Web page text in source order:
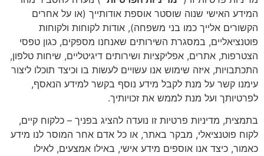
המידע האישי שנוה שוסטר אוספת אודותייך (או על אחרים
הקשורים אלייך כמו בני משפחה), אודות לקוחות ולקוחות
פוטנציאליים, במסגרת השירותים שאנחנו מספקים, כגון טפסי
הצטרפות, אתרים, אפליקציות ושירותים דיגיטליים, שיחות טלפון,
התכתבויות, איזה שימוש אנו עשויים לעשות בו וכיצד תוכלו ליצור
עימנו קשר על מנת לקבל מידע נוסף בקשר למידע הנאסף,
לפרטיותך ועל מנת לממש את זכויותיך.
בתמצית, מדיניות פרטיות זו נועדה להציג בפניך – כלקוח קיים,
לקוח פוטנציאלי, מבקר באתר, או כל אדם אחר המוסר לנו מידע
כאמור, כיצד אנו אוספים מידע אישי, באילו אמצעים, לאילו